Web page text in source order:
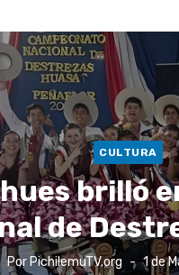
CULTURA
brilló
de
Por PichilemuTV.org 1 de